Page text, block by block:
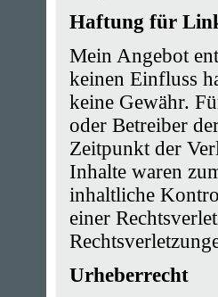
Haftung für
Mein Angebot
keinen Einfluss
keine Gewähr.
oder Betreiber
Zeitpunkt der
Inhalte waren
inhaltliche
einer
Urheberrecht